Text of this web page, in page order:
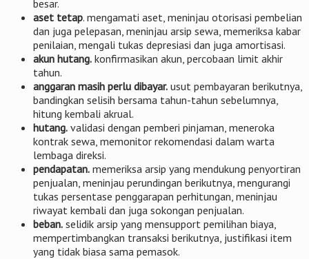
besar.
aset tetap. mengamati aset, meninjau otorisasi pembelian
dan juga pelepasan, meninjau arsip sewa, memeriksa kabar
penilaian, mengali tukas depresiasi dan juga amortisasi.
akun hutang. konfirmasikan akun, percobaan limit akhir
tahun.
anggaran masih perlu dibayar. usut pembayaran berikutnya,
bandingkan selisih bersama tahun-tahun sebelumnya,
hitung kembali akrual.
hutang. validasi dengan pemberi pinjaman, meneroka
kontrak sewa, memonitor rekomendasi dalam warta
lembaga direksi.
pendapatan. memeriksa arsip yang mendukung penyortiran
penjualan, meninjau perundingan berikutnya, mengurangi
tukas persentase penggarapan perhitungan, meninjau
riwayat kembali dan juga sokongan penjualan.
beban. selidik arsip yang mensupport pemilihan biaya,
mempertimbangkan transaksi berikutnya, justifikasi item
yang tidak biasa sama pemasok.